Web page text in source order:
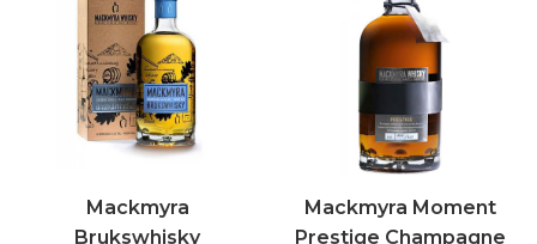
Mackmyra
Brukswhisky
Mackmyra Moment
Prestige Champagne